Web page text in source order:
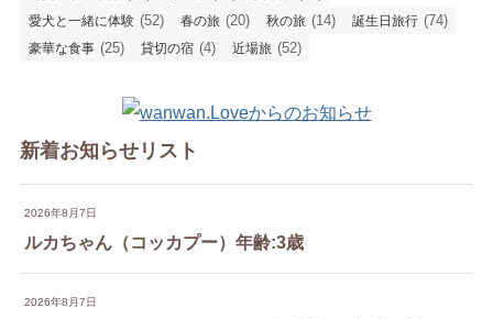
愛犬と一緒に体験 (52) 春の旅 (20) 秋の旅 (14) 誕生日旅行 (74)
豪華な食事 (25) 貸切の宿 (4) 近場旅 (52)
新着お知らせリスト
2026年8月7日
ルカちゃん（コッカプー）年齢:3歳
2026年8月7日